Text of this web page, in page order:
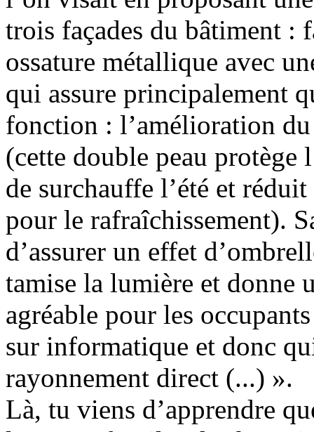
trois façades du bâtiment :
ossature métallique avec
qui assure principalement
fonction : l’amélioration
(cette double peau protège
de surchauffe l’été et
pour le rafraîchissement).
d’assurer un effet
tamise la lumière et donne
agréable pour les
sur informatique et donc
rayonnement direct (...) ».
Là, tu viens d’apprendre